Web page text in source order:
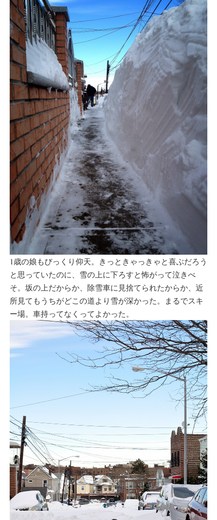
1歳の娘もびっくり仰天。きっときゃっきゃと喜ぶだろう
と思っていたのに、雪の上に下ろすと怖がって泣きべ
そ。坂の上だからか、除雪車に見捨てられたからか、近
所見てもうちがどこの道より雪が深かった。まるでスキ
ー場。車持ってなくってよかった。